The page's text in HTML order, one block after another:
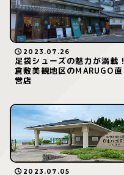
2023.07.26
足袋シューズの魅力が満載！
倉敷美観地区のMARUGO直
営店
2023.07.05